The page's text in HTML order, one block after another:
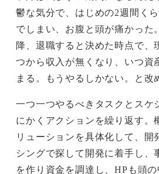
鬱な気分で、はじめの2週間く
でしまい、お腹と頭が痛かった
降、退職すると決めた時点で、
つから収入が無くなり、いつ資
まる。もうやるしかない。と改
一つ一つやるべきタスクとスケ
にかくアクションを繰り返す。
リューションを具体化して、開
シングで探して開発に着手し、
を作り資金を調達し、HPも頭